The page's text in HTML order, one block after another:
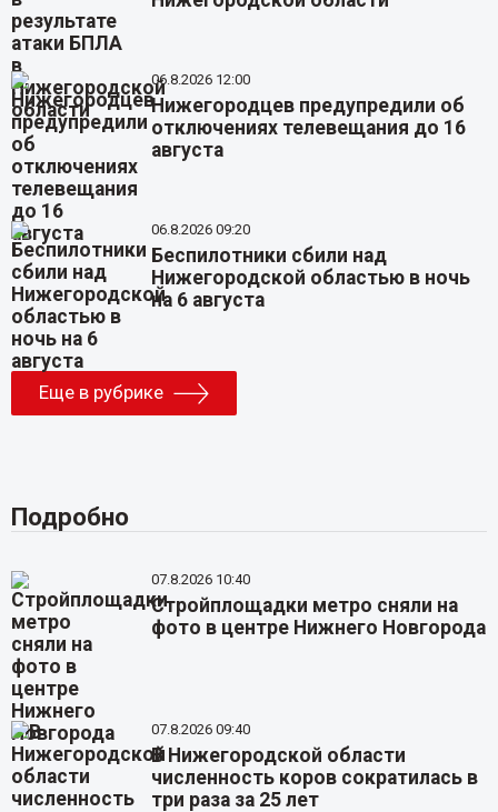
06.8.2026 12:00
Нижегородцев предупредили об
отключениях телевещания до 16
августа
06.8.2026 09:20
Беспилотники сбили над
Нижегородской областью в ночь
на 6 августа
Еще в рубрике
Подробно
07.8.2026 10:40
Стройплощадки метро сняли на
фото в центре Нижнего Новгорода
07.8.2026 09:40
В Нижегородской области
численность коров сократилась в
три раза за 25 лет